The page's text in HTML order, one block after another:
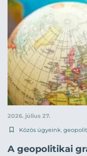
2026. július 27.
Közös ügyeink
A geopolitikai